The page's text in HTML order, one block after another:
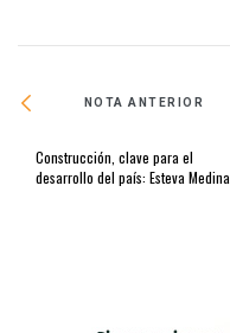
NOTA ANTERIOR
Construcción, clave para el
desarrollo del país: Esteva Medina